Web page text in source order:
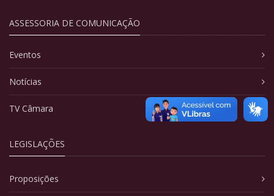
ASSESSORIA DE COMUNICAÇÃO
Eventos
Notícias
TV Câmara
LEGISLAÇÕES
Proposições